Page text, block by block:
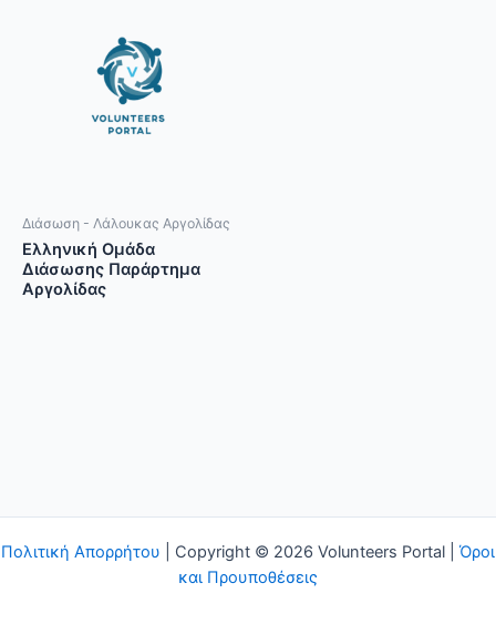
Διάσωση - Λάλουκας Αργολίδας
Ελληνική Ομάδα
Διάσωσης Παράρτημα
Αργολίδας
Πολιτική Απορρήτου | Copyright © 2026 Volunteers Portal | Όροι
και Προυποθέσεις